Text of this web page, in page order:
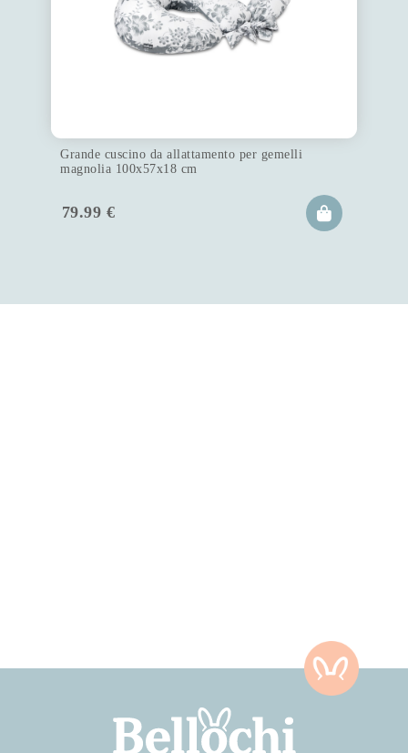
Grande cuscino da allattamento per gemelli
magnolia 100x57x18 cm
79.99 €